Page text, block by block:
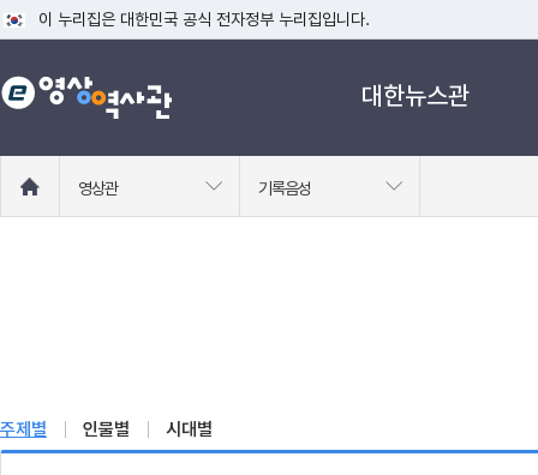
이 누리집은 대한민국 공식 전자정부 누리집입니다.
공식 누리집 주소 확인하기
go.kr 주소를 사용하는 누리집은 대한민국 정부기관이 관리하는 누리집입니
대한뉴스관
로
영상관 기록음성
주제별 인물별 시대별